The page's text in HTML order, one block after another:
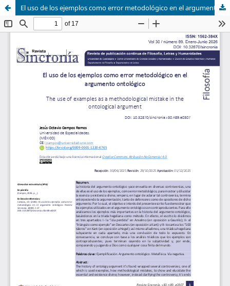
El uso de los ejemplos como error metodológico en el argumento ontológico